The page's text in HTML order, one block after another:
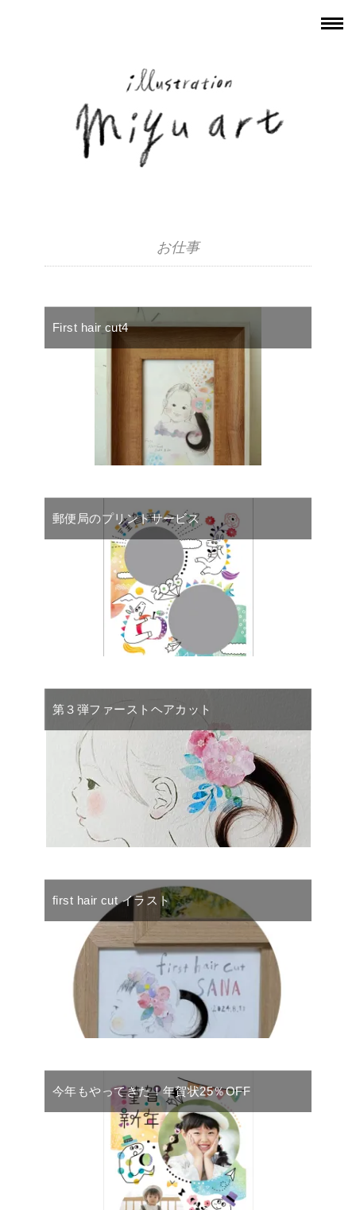
お仕事
First hair cut4
郵便局のプリントサービス
第３弾ファーストヘアカット
first hair cut イラスト
今年もやってきた！年賀状25％OFF